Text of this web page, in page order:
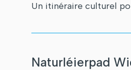
Un itinéraire culturel
Naturléierpad